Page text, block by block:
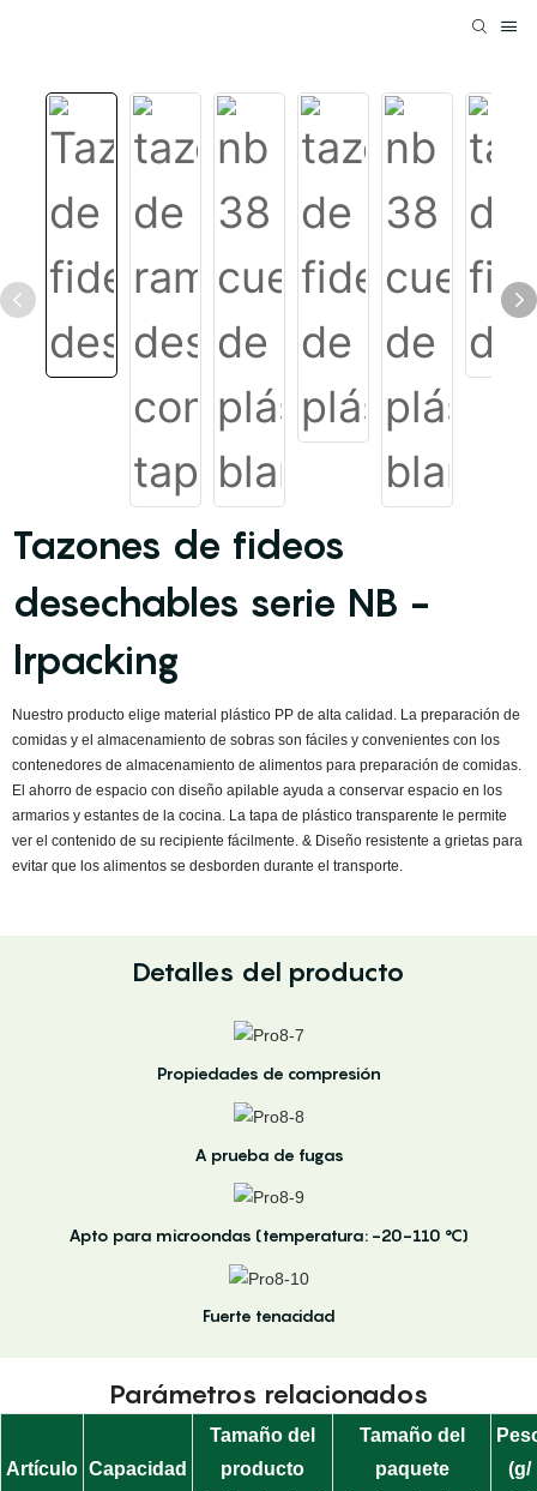
Tazones de fideos
desechables serie NB -
lrpacking
Nuestro producto elige material plástico PP de alta calidad. La preparación de
comidas y el almacenamiento de sobras son fáciles y convenientes con los
contenedores de almacenamiento de alimentos para preparación de comidas.
El ahorro de espacio con diseño apilable ayuda a conservar espacio en los
armarios y estantes de la cocina. La tapa de plástico transparente le permite
ver el contenido de su recipiente fácilmente. & Diseño resistente a grietas para
evitar que los alimentos se desborden durante el transporte.
Detalles del producto
Propiedades de compresión
A prueba de fugas
Apto para microondas (temperatura: -20-110 °C)
Fuerte tenacidad
Parámetros relacionados
Artículo Capacidad
Tamaño del
producto
Tamaño del
paquete
(g/